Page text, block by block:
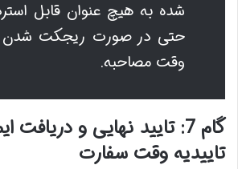
شده به هیچ عنوان قابل
حتی در صورت ریجکت شدن
وقت مصاحبه.
گام 7: تایید نهایی و
تاییدیه وقت سفارت